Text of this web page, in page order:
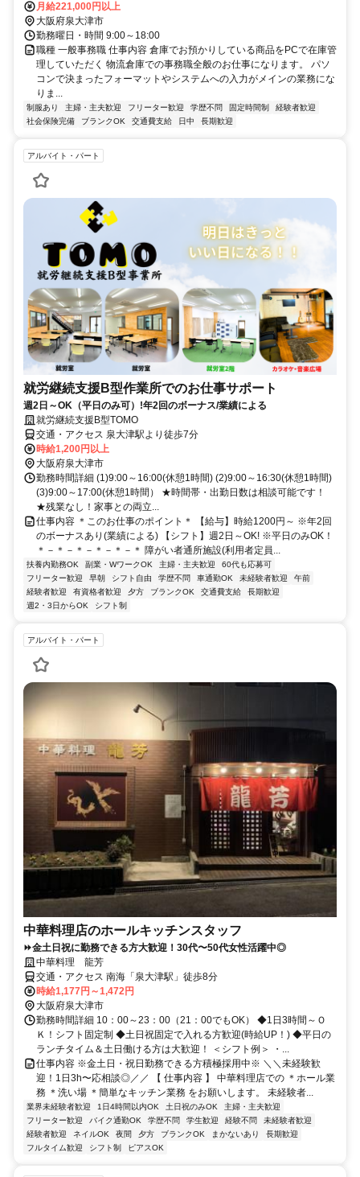
月給221,000円以上
大阪府泉大津市
勤務曜日・時間 9:00～18:00
職種 一般事務職 仕事内容 倉庫でお預かりしている商品をPCで在庫管
理していただく 物流倉庫での事務職全般のお仕事になります。 パソ
コンで決まったフォーマットやシステムへの入力がメインの業務にな
りま...
制服あり 主婦・主夫歓迎 フリーター歓迎 学歴不問 固定時間制
経験者歓迎
社会保険完備
ブランクOK 交通費支給 日中 長期歓迎
アルバイト・パート
就労継続支援B型作業所でのお仕事サポート
週2日～OK（平日のみ可）!年2回のボーナス/業績による
就労継続支援B型TOMO
交通・アクセス 泉大津駅より徒歩7分
時給1,200円以上
大阪府泉大津市
勤務時間詳細 (1)9:00～16:00(休憩1時間) (2)9:00～16:30(休憩1時間)
(3)9:00～17:00(休憩1時間） ★時間帯・出勤日数は相談可能です！
★残業なし！家事との両立...
仕事内容 ＊このお仕事のポイント＊ 【給与】時給1200円～ ※年2回
のボーナスあり(業績による) 【シフト】週2日～OK! ※平日のみOK！
＊－＊－＊－＊－＊－＊ 障がい者通所施設(利用者定員...
扶養内勤務OK 副業・WワークOK 主婦・主夫歓迎
60代も応募可
フリーター歓迎
早朝 シフト自由 学歴不問 車通勤OK 未経験者歓迎
午前
経験者歓迎
有資格者歓迎 夕方 ブランクOK 交通費支給
長期歓迎
週2・3日からOK
シフト制
アルバイト・パート
中華料理店のホールキッチンスタッフ
⏩金土日祝に勤務できる方大歓迎！30代〜50代女性活躍中◎
中華料理 龍芳
交通・アクセス 南海「泉大津駅」徒歩8分
時給1,177円～1,472円
大阪府泉大津市
勤務時間詳細 10：00～23：00（21：00でもOK） ◆1日3時間～Ｏ
Ｋ！シフト固定制 ◆土日祝固定で入れる方歓迎(時給UP！) ◆平日の
ランチタイム＆土日働ける方は大歓迎！ ＜シフト例＞ ・...
仕事内容 ※金土日・祝日勤務できる方積極採用中※ ＼＼未経験歓
迎！1日3h〜応相談◎／／ 【 仕事内容 】 中華料理店での ＊ホール業
務 ＊洗い場 ＊簡単なキッチン業務 をお願いします。 未経験者...
業界未経験者歓迎 1日4時間以内OK 土日祝のみOK
主婦・主夫歓迎
フリーター歓迎
バイク通勤OK 学歴不問 学生歓迎 経験不問
未経験者歓迎
経験者歓迎
ネイルOK 夜間 夕方 ブランクOK まかないあり
長期歓迎
フルタイム歓迎
シフト制 ピアスOK